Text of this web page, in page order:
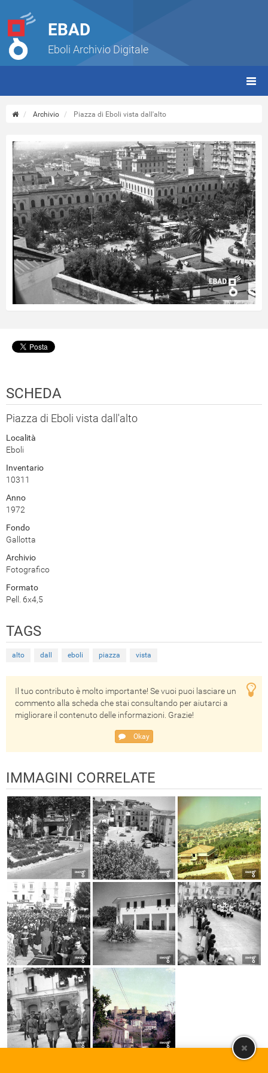
EBAD
Eboli Archivio Digitale
Archivio Piazza di Eboli vista dall'alto
SCHEDA
Piazza di Eboli vista dall'alto
Località
Eboli
Inventario
10311
Anno
1972
Fondo
Gallotta
Archivio
Fotografico
Formato
Pell. 6x4,5
TAGS
alto dall eboli piazza vista
Il tuo contributo è molto importante! Se vuoi puoi lasciare un
commento alla scheda che stai consultando per aiutarci a
migliorare il contenuto delle informazioni. Grazie!
Okay
IMMAGINI CORRELATE